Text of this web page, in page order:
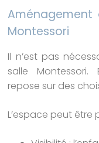
Aménagement
Montessori
Il n’est pas
salle Montessori.
repose sur des
L’espace peut être